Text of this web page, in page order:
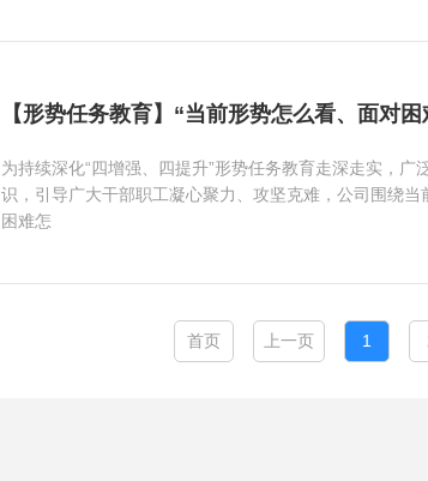
【形势任务教育】“当前形势怎么看、面对
为持续深化“四增强、四提升”形势任务教育走深走实，广
识，引导广大干部职工凝心聚力、攻坚克难，公司围绕
困难怎
首页 上一页 1